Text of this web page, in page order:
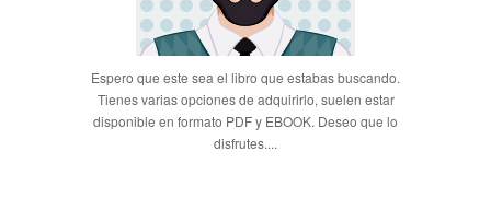
Espero que este sea el libro que estabas buscando.
Tienes varias opciones de adquirirlo, suelen estar
disponible en formato PDF y EBOOK. Deseo que lo
disfrutes....